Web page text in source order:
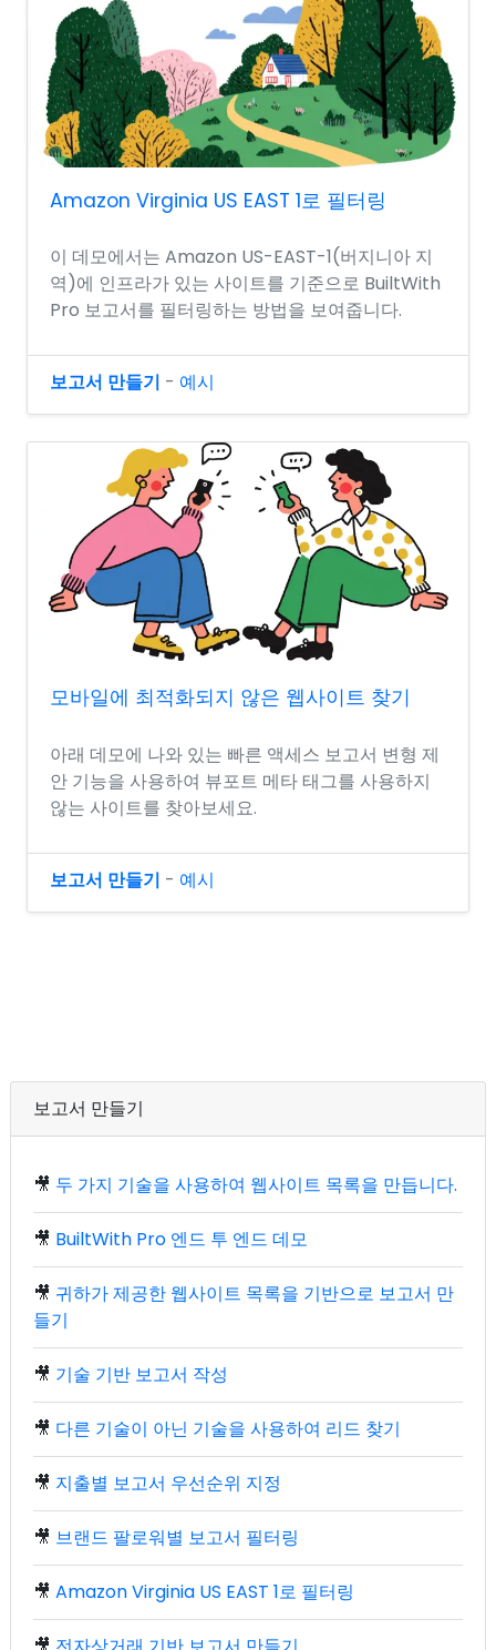
Amazon Virginia US EAST 1로 필터링
이 데모에서는 Amazon US-EAST-1(버지니아 지
역)에 인프라가 있는 사이트를 기준으로 BuiltWith
Pro 보고서를 필터링하는 방법을 보여줍니다.
보고서 만들기 - 예시
모바일에 최적화되지 않은 웹사이트 찾기
아래 데모에 나와 있는 빠른 액세스 보고서 변형 제
안 기능을 사용하여 뷰포트 메타 태그를 사용하지
않는 사이트를 찾아보세요.
보고서 만들기 - 예시
보고서 만들기
🎥 두 가지 기술을 사용하여 웹사이트 목록을 만듭니다.
🎥 BuiltWith Pro 엔드 투 엔드 데모
🎥 귀하가 제공한 웹사이트 목록을 기반으로 보고서 만
들기
🎥 기술 기반 보고서 작성
🎥 다른 기술이 아닌 기술을 사용하여 리드 찾기
🎥 지출별 보고서 우선순위 지정
🎥 브랜드 팔로워별 보고서 필터링
🎥 Amazon Virginia US EAST 1로 필터링